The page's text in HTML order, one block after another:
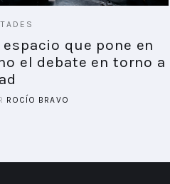
espacio que pone en
el debate en torno a
ROCÍO BRAVO